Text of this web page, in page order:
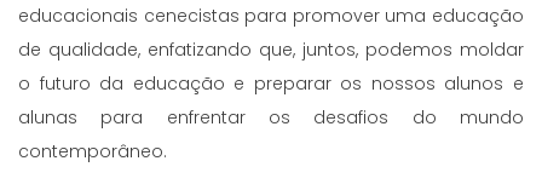
educacionais cenecistas para promover uma educação
de qualidade, enfatizando que, juntos, podemos moldar
o futuro da educação e preparar os nossos alunos e
alunas para enfrentar os desafios do mundo
contemporâneo.